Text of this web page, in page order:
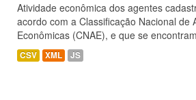
Atividade econômica dos agentes
acordo com a Classificação Nacional de
Econômicas (CNAE), e que se
CSV XML JS